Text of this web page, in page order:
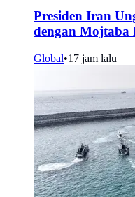
Presiden Iran
dengan Mojtaba
Global•17 jam lalu